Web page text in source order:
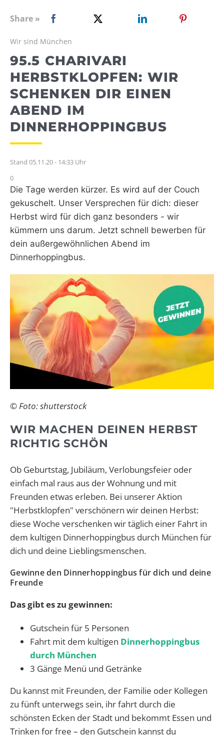
WEBRADIO
Share »
Wir sind München
95.5 CHARIVARI
HERBSTKLOPFEN: WIR
SCHENKEN DIR EINEN
ABEND IM
DINNERHOPPINGBUS
Stand 05.11.20 - 14:33 Uhr
0
Die Tage werden kürzer. Es wird auf der Couch
gekuschelt. Unser Versprechen für dich: dieser
Herbst wird für dich ganz besonders - wir
kümmern uns darum. Jetzt schnell bewerben für
dein außergewöhnlichen Abend im
Dinnerhoppingbus.
© Foto: shutterstock
WIR MACHEN DEINEN HERBST
RICHTIG SCHÖN
Ob Geburtstag, Jubiläum, Verlobungsfeier oder
einfach mal raus aus der Wohnung und mit
Freunden etwas erleben. Bei unserer Aktion
"Herbstklopfen" verschönern wir deinen Herbst:
diese Woche verschenken wir täglich einer Fahrt in
dem kultigen Dinnerhoppingbus durch München für
dich und deine Lieblingsmenschen.
Gewinne den Dinnerhoppingbus für dich und deine
Freunde
Das gibt es zu gewinnen:
Gutschein für 5 Personen
Fahrt mit dem kultigen Dinnerhoppingbus
durch München
3 Gänge Menü und Getränke
Du kannst mit Freunden, der Familie oder Kollegen
zu fünft unterwegs sein, ihr fahrt durch die
schönsten Ecken der Stadt und bekommt Essen und
Trinken for free – den Gutschein kannst du